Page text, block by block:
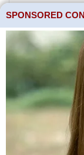
nebo
vozit
Písek je
SPONSORED